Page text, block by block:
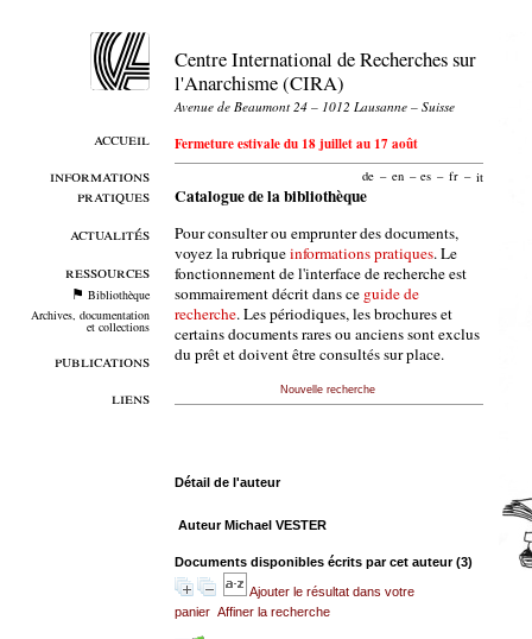
accueil
informations
pratiques
actualités
ressources
Bibliothèque
Archives, documentation
et collections
publications
liens
Centre International de Recherches sur
l'Anarchisme (CIRA)
Avenue de Beaumont 24 – 1012 Lausanne – Suisse
Fermeture estivale du 18 juillet au 17 août
de – en – es – fr – it
Catalogue de la bibliothèque
Pour consulter ou emprunter des documents,
voyez la rubriqueinformations pratiques. Le
fonctionnement de l'interface de recherche est
sommairement décrit dans ce guide de
recherche. Les périodiques, les brochures et
certains documents rares ou anciens sont exclus
du prêt et doivent être consultés sur place.
Nouvelle recherche
Détail de l'auteur
Auteur Michael VESTER
Documents disponibles écrits par cet auteur (3)
Ajouter le résultat dans votre
panier Affiner la recherche